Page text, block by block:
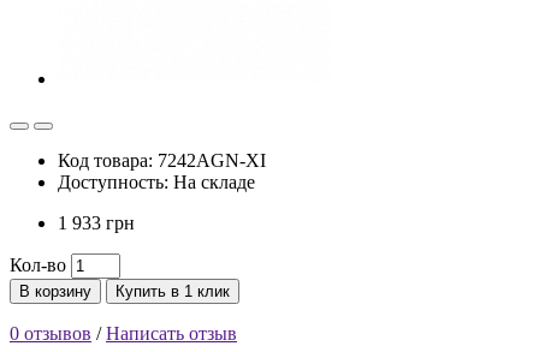
Код товара: 7242AGN-XI
Доступность: На складе
1 933 грн
Кол-во
В корзину Купить в 1 клик
0 отзывов /Написать отзыв